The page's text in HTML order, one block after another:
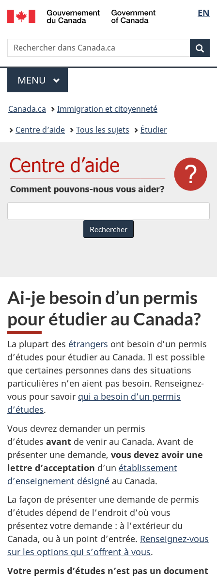
Passer
au
principal
Passer
à
sujet
du
gouvernement »
Passer
à
version
HTML
simplifiée
de
la
EN
Recherche
Rechercher
dans
IRCC
Menu
MENU PRINCIPAL
Vous
êtes
Canada.ca
Immigration et citoyenneté
Centre d’aide
Tous les sujets Étudier
pouvons-
nous
Ai-je besoin d’un permis
pour étudier au Canada?
La plupart des étrangers ont besoin d’un permis
d’études pour étudier au Canada. Il est possible
que certaines personnes dans des situations
particulières n’en aient pas besoin. Renseignez-
vous pour savoir qui a besoin d’un permis
d’études.
Vous devrez demander un permis
d’études avant de venir au Canada. Avant de
présenter une demande, vous devez avoir une
lettre d’acceptation d’un établissement
d’enseignement désigné au Canada.
La façon de présenter une demande de permis
d’études dépend de l’endroit d’où vous
présentez votre demande : à l’extérieur du
Canada, ou à un point d’entrée. Renseignez-vous
sur les options qui s’offrent à vous.
Votre permis d’études n’est pas un document